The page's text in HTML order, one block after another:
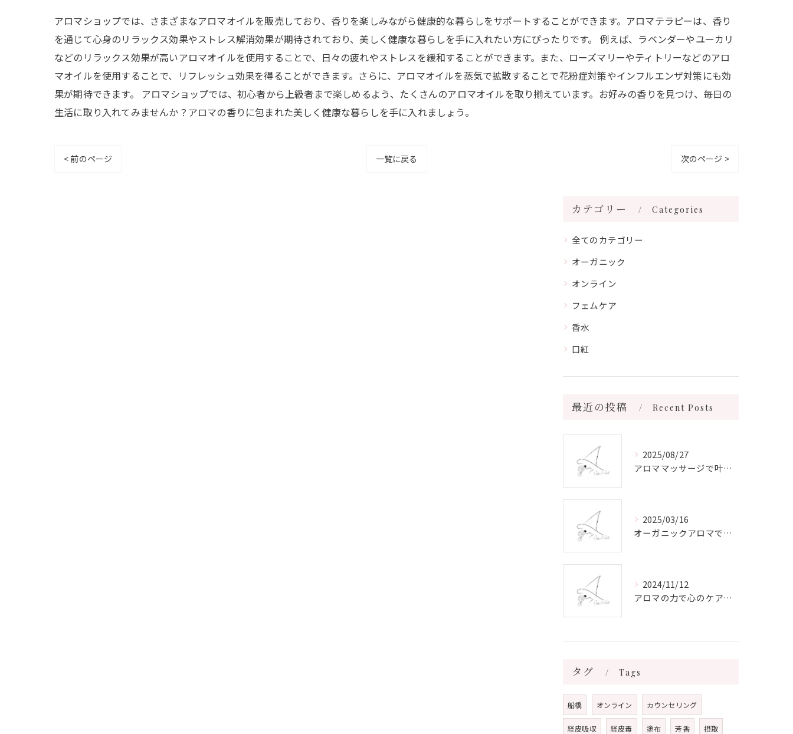
アロマショップでは、さまざまなアロマオイルを販売しており、香りを楽しみながら健康的な暮らしをサポートすることができます。アロマテラピーは、香り
を通じて心身のリラックス効果やストレス解消効果が期待されており、美しく健康な暮らしを手に入れたい方にぴったりです。 例えば、ラベンダーやユーカリ
などのリラックス効果が高いアロマオイルを使用することで、日々の疲れやストレスを緩和することができます。また、ローズマリーやティトリーなどのアロ
マオイルを使用することで、リフレッシュ効果を得ることができます。さらに、アロマオイルを蒸気で拡散することで花粉症対策やインフルエンザ対策にも効
果が期待できます。 アロマショップでは、初心者から上級者まで楽しめるよう、たくさんのアロマオイルを取り揃えています。お好みの香りを見つけ、毎日の
生活に取り入れてみませんか？アロマの香りに包まれた美しく健康な暮らしを手に入れましょう。
< 前のページ 一覧に戻る 次のページ >
カテゴリー Categories
全てのカテゴリー
オーガニック
オンライン
フェムケア
香水
口紅
最近の投稿 Recent Posts
2025/08/27
アロママッサージで叶える心身リラックスと健康維持の新習慣ガイド
2025/03/16
オーガニックアロマで心と体を癒す
2024/11/12
アロマの力で心のケアをする方法
タグ Tags
船橋 オンライン カウンセリング
経皮吸収 経皮毒 塗布 芳香 摂取